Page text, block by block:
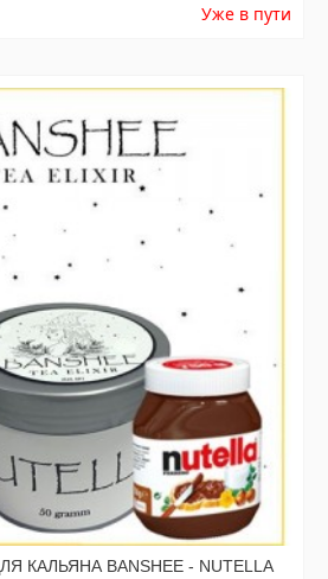
Уже в пути
КАЛЬЯНА BANSHEE - NUTELLA